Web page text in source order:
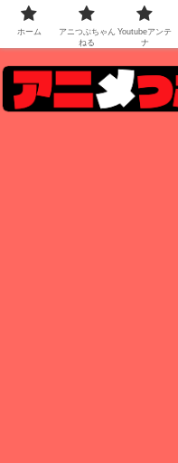
ホーム
アニつぶちゃん
ねる
Youtubeアンテ
ナ